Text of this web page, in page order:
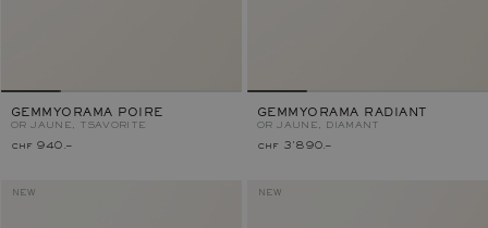
GEMMYORAMA POIRE
OR JAUNE, TSAVORITE
chf 940.–
GEMMYORAMA RADIANT
OR JAUNE, DIAMANT
chf 3'890.–
NEW NEW